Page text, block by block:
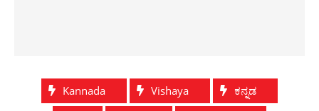
Kannada Vishaya
ಕನ್ನಡ